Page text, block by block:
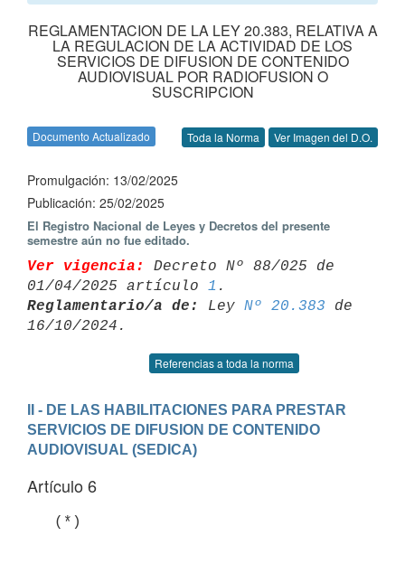
REGLAMENTACION DE LA LEY 20.383, RELATIVA A
LA REGULACION DE LA ACTIVIDAD DE LOS
SERVICIOS DE DIFUSION DE CONTENIDO
AUDIOVISUAL POR RADIOFUSION O
SUSCRIPCION
Documento Actualizado Toda la Norma Ver Imagen del D.O.
Promulgación: 13/02/2025
Publicación: 25/02/2025
El Registro Nacional de Leyes y Decretos del presente
semestre aún no fue editado.
Ver vigencia:
Decreto Nº 88/025 de
01/04/2025 artículo 1
Reglamentario/a de:
Ley Nº 20.383 de
Referencias a toda la norma
II - DE LAS HABILITACIONES PARA PRESTAR
SERVICIOS DE DIFUSION DE CONTENIDO
AUDIOVISUAL (SEDICA)
Artículo 6
   (*)